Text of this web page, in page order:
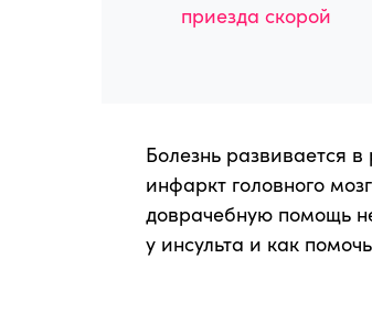
приезда скорой
Болезнь развивается
инфаркт головного
доврачебную помощь
у инсульта и как